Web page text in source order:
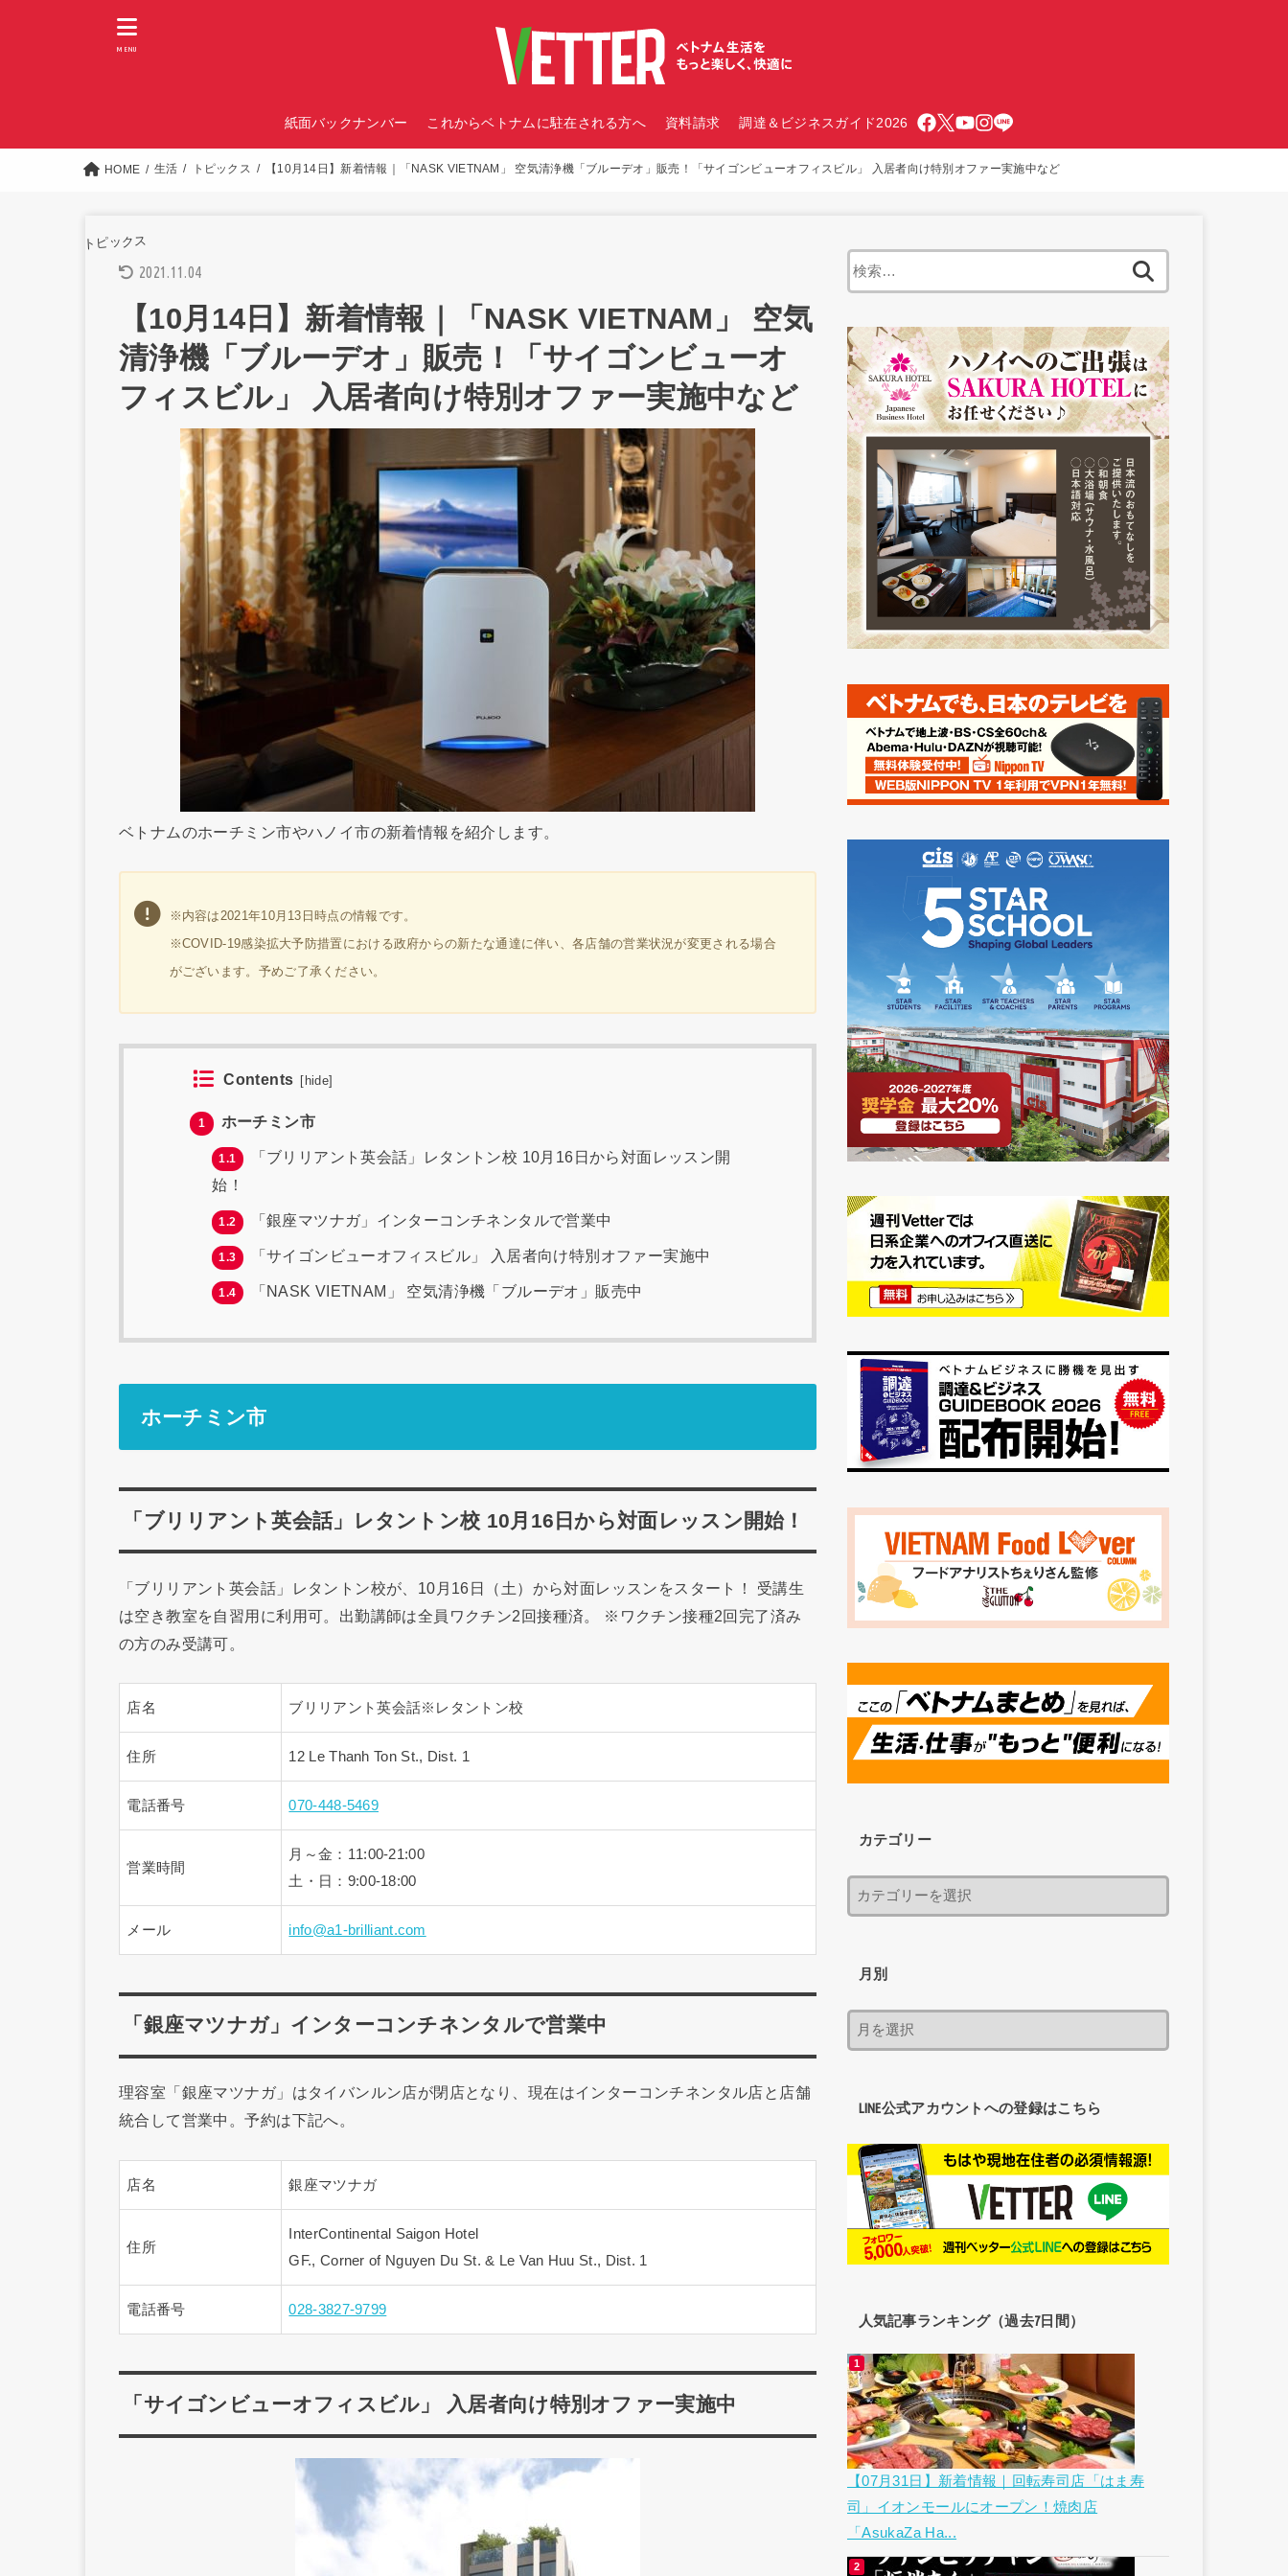
紙面バックナンバー これからベトナムに駐在される方へ 資料請求 調達＆ビジネスガイド2026
MENU
HOME 生活 トピックス 【10月14日】新着情報｜「NASK VIETNAM」 空気清浄機「ブルーデオ」販売！「サイゴンビューオフィスビル」 入居者向け特別オファー実施中など
トピックス
2021.11.04
【10月14日】新着情報｜「NASK VIETNAM」 空気
清浄機「ブルーデオ」販売！「サイゴンビューオ
フィスビル」 入居者向け特別オファー実施中など
ベトナムのホーチミン市やハノイ市の新着情報を紹介します。
※内容は2021年10月13日時点の情報です。
※COVID-19感染拡大予防措置における政府からの新たな通達に伴い、各店舗の営業状況が変更される場合
がございます。予めご了承ください。
Contents [ hide]
1 ホーチミン市
1.1
「ブリリアント英会話」レタントン校 10月16日から対面レッスン開
始！
1.2 「銀座マツナガ」インターコンチネンタルで営業中
1.3 「サイゴンビューオフィスビル」 入居者向け特別オファー実施中
1.4 「NASK VIETNAM」 空気清浄機「ブルーデオ」販売中
ホーチミン市
「ブリリアント英会話」レタントン校 10月16日から対面レッスン開始！
「ブリリアント英会話」レタントン校が、10月16日（土）から対面レッスンをスタート！ 受講生
は空き教室を自習用に利用可。出勤講師は全員ワクチン2回接種済。 ※ワクチン接種2回完了済み
の方のみ受講可。
店名 ブリリアント英会話※レタントン校
住所 12 Le Thanh Ton St., Dist. 1
電話番号 070-448-5469
営業時間
月～金：11:00-21:00
土・日：9:00-18:00
メール info@a1-brilliant.com
「銀座マツナガ」インターコンチネンタルで営業中
理容室「銀座マツナガ」はタイバンルン店が閉店となり、現在はインターコンチネンタル店と店舗
統合して営業中。予約は下記へ。
店名 銀座マツナガ
住所
InterContinental Saigon Hotel
GF., Corner of Nguyen Du St. & Le Van Huu St., Dist. 1
電話番号 028-3827-9799
「サイゴンビューオフィスビル」 入居者向け特別オファー実施中
カテゴリー
月別
LINE公式アカウントへの登録はこちら
人気記事ランキング（過去7日間）
【07月31日】新着情報｜回転寿司店「はま寿
司」イオンモールにオープン！焼肉店
「AsukaZa Ha...